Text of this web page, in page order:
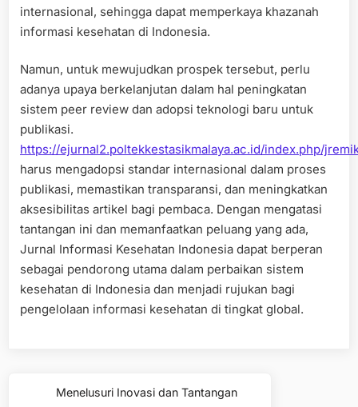
internasional, sehingga dapat memperkaya khazanah
informasi kesehatan di Indonesia.
Namun, untuk mewujudkan prospek tersebut, perlu
adanya upaya berkelanjutan dalam hal peningkatan
sistem peer review dan adopsi teknologi baru untuk
publikasi.
https://ejurnal2.poltekkestasikmalaya.ac.id/index.php/
harus mengadopsi standar internasional dalam proses
publikasi, memastikan transparansi, dan meningkatkan
aksesibilitas artikel bagi pembaca. Dengan mengatasi
tantangan ini dan memanfaatkan peluang yang ada,
Jurnal Informasi Kesehatan Indonesia dapat berperan
sebagai pendorong utama dalam perbaikan sistem
kesehatan di Indonesia dan menjadi rujukan bagi
pengelolaan informasi kesehatan di tingkat global.
Previous
Menelusuri Inovasi dan Tantangan